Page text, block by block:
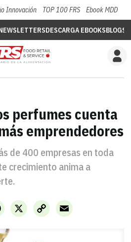
Innovación TOP 100 FRS Ebook MDD
DESCARGA EBOOKSBLOGS
perfumes cuenta
emprendedores
de 400 empresas en toda
crecimiento anima a
X
Facebook
Copy
Link
Email